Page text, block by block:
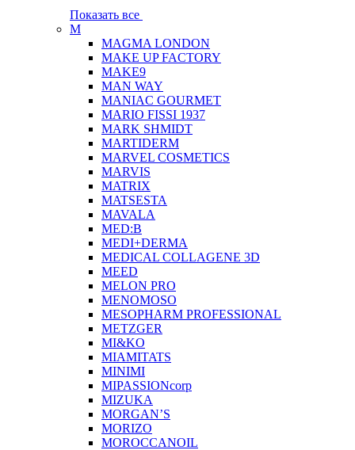
Показать все
M
MAGMA LONDON
MAKE UP FACTORY
MAKE9
MAN WAY
MANIAC GOURMET
MARIO FISSI 1937
MARK SHMIDT
MARTIDERM
MARVEL COSMETICS
MARVIS
MATRIX
MATSESTA
MAVALA
MED:B
MEDI+DERMA
MEDICAL COLLAGENE 3D
MEED
MELON PRO
MENOMOSO
MESOPHARM PROFESSIONAL
METZGER
MI&KO
MIAMITATS
MINIMI
MIPASSIONcorp
MIZUKA
MORGAN’S
MORIZO
MOROCCANOIL